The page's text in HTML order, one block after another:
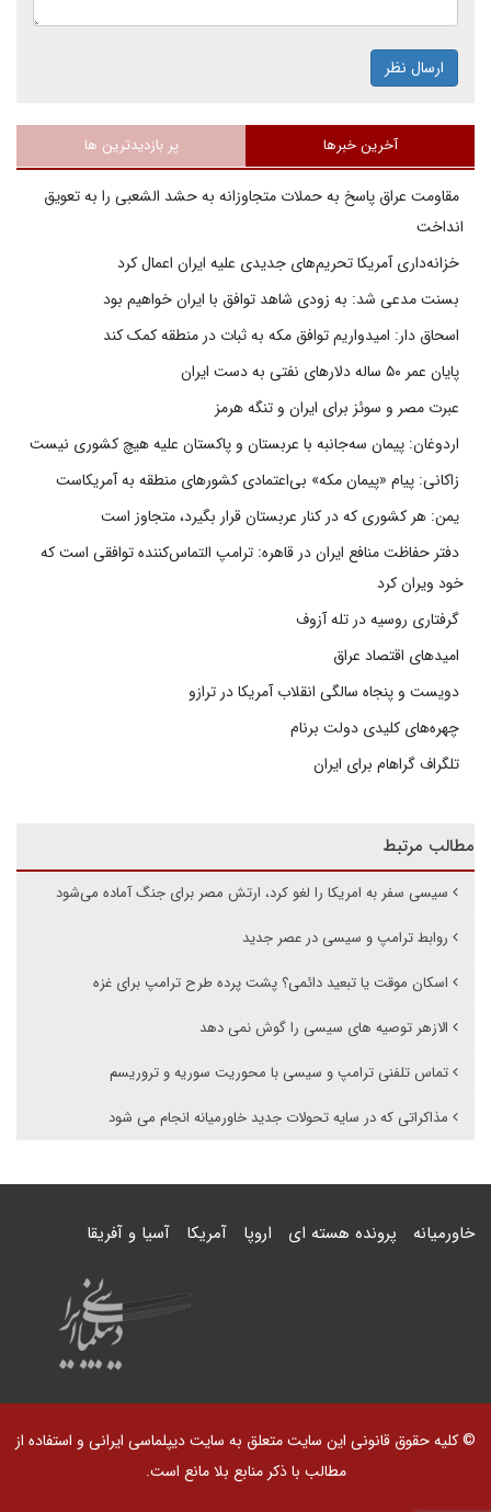
ارسال نظر
آخرین خبرها پر بازدیدترین ها
مقاومت عراق پاسخ به حملات متجاوزانه به حشد الشعبی را به تعویق
انداخت
خزانه‌داری آمریکا تحریم‌های جدیدی علیه ایران اعمال کرد
بسنت مدعی شد: به زودی شاهد توافق با ایران خواهیم بود
اسحاق دار: امیدواریم توافق مکه به ثبات در منطقه کمک کند
پایان عمر ۵۰ ساله دلارهای نفتی به دست ایران
عبرت مصر و سوئز برای ایران و تنگه هرمز
اردوغان: پیمان سه‌جانبه با عربستان و پاکستان علیه هیچ کشوری نیست
زاکانی: پیام «پیمان مکه» بی‌اعتمادی کشورهای منطقه به آمریکاست
یمن: هر کشوری که در کنار عربستان قرار بگیرد، متجاوز است
دفتر حفاظت منافع ایران در قاهره: ترامپ التماس‌کننده توافقی است که
خود ویران کرد
گرفتاری روسیه در تله آزوف
امیدهای اقتصاد عراق
دویست و پنجاه سالگی انقلاب آمریکا در ترازو
چهره‌های کلیدی دولت برنام
تلگراف گراهام برای ایران
مطالب مرتبط
سیسی سفر به امریکا را لغو کرد، ارتش مصر برای جنگ آماده می‌شود
روابط ترامپ و سیسی در عصر جدید
اسکان موقت یا تبعید دائمی؟ پشت پرده طرح ترامپ برای غزه
الازهر توصیه های سیسی را گوش نمی دهد
تماس تلفنی ترامپ و سیسی با محوریت سوریه و تروریسم
مذاکراتی که در سایه تحولات جدید خاورمیانه انجام می شود
خاورمیانه پرونده هسته ای اروپا آمریکا آسیا و آفریقا
© کلیه حقوق قانونی این سایت متعلق به سایت دیپلماسی ایرانی و استفاده از
مطالب با ذکر منابع بلا مانع است.